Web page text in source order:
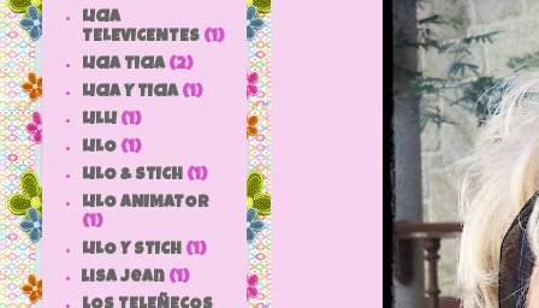
LICIA
TELEVICENTES (1)
LICIA TICIA (2)
LICIA Y TICIA (1)
LILLI (1)
LILO (1)
LILO & STICH (1)
LILO ANIMATOR
(1)
LILO Y STICH (1)
lisa jean (1)